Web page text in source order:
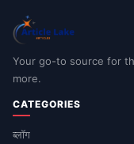
Your go-to source for
more.
CATEGORIES
ब्लॉग